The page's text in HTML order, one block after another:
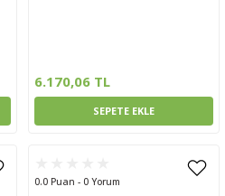
6.170,06 TL
SEPETE EKLE
0.0 Puan - 0 Yorum